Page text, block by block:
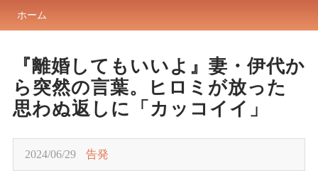
ホーム
『離婚してもいいよ』妻・伊代か
ら突然の言葉。ヒロミが放った
思わぬ返しに「カッコイイ」
2024/06/29 告発